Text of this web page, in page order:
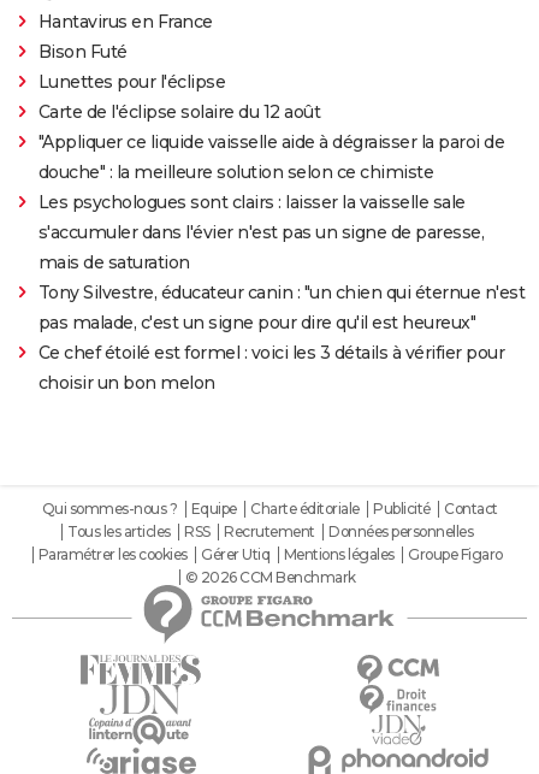
Hantavirus en France
Bison Futé
Lunettes pour l'éclipse
Carte de l'éclipse solaire du 12 août
"Appliquer ce liquide vaisselle aide à dégraisser la paroi de
douche" : la meilleure solution selon ce chimiste
Les psychologues sont clairs : laisser la vaisselle sale
s'accumuler dans l'évier n'est pas un signe de paresse,
mais de saturation
Tony Silvestre, éducateur canin : "un chien qui éternue n'est
pas malade, c'est un signe pour dire qu'il est heureux"
Ce chef étoilé est formel : voici les 3 détails à vérifier pour
choisir un bon melon
Qui sommes-nous ? Equipe Charte éditoriale Publicité
Contact
Tous les articles
RSS Recrutement
Données personnelles
Paramétrer les cookies
Gérer Utiq Mentions légales
Groupe Figaro
© 2026 CCM Benchmark